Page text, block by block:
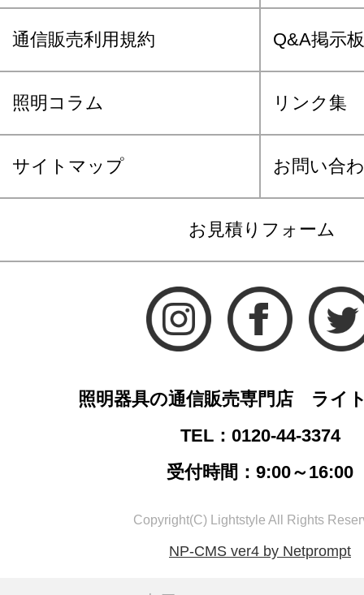
通信販売利用規約 Q&A掲示板
照明コラム リンク集
サイトマップ お問い合
お見積りフォーム
照明器具の通信販売専門店 ライ
TEL：0120-44-3374
受付時間：9:00～16:00
Copyright(C) Lightstyle All Rights
NP-CMS ver4 by Netprompt